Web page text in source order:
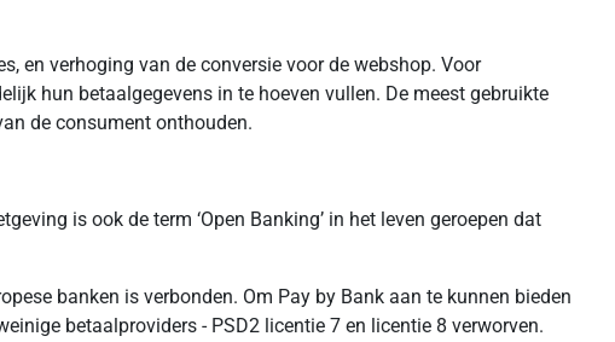
en verhoging van de conversie voor de webshop. Voor
hun betaalgegevens in te hoeven vullen. De meest gebruikte
de consument onthouden.
is ook de term ‘Open Banking’ in het leven geroepen dat
banken is verbonden. Om Pay by Bank aan te kunnen bieden
betaalproviders - PSD2 licentie 7 en licentie 8 verworven.